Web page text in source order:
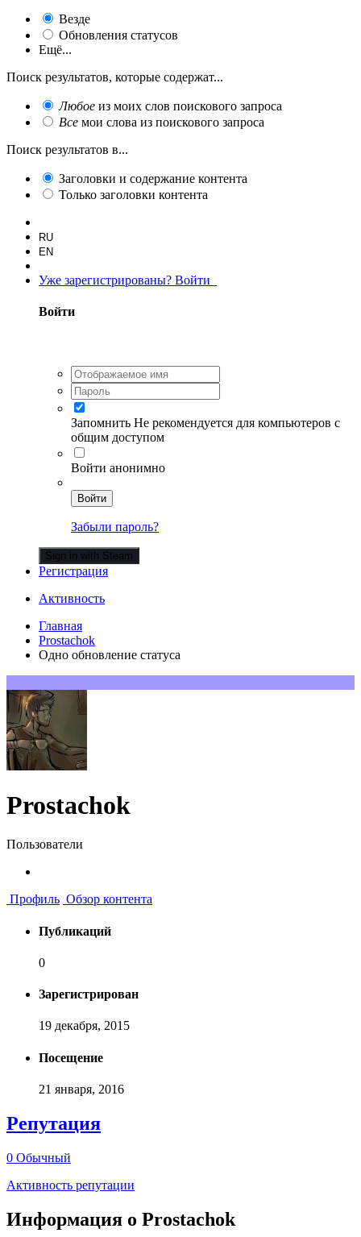
Везде
Обновления статусов
Ещё...
Поиск результатов, которые содержат...
Любое из моих слов поискового запроса
Все мои слова из поискового запроса
Поиск результатов в...
Заголовки и содержание контента
Только заголовки контента
RU
EN
Уже зарегистрированы? Войти
Войти
Запомнить Не рекомендуется для компьютеров с
общим доступом
Войти анонимно
Войти
Забыли пароль?
Sign in with Steam
Регистрация
Активность
Главная
Prostachok
Одно обновление статуса
Prostachok
Пользователи
Профиль Обзор контента
Публикаций
0
Зарегистрирован
19 декабря, 2015
Посещение
21 января, 2016
Репутация
0 Обычный
Активность репутации
Информация о Prostachok